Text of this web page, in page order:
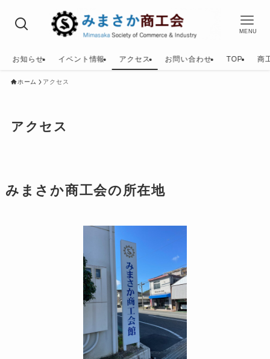
MENU
お知らせ イベント情報 アクセス お問い合わせ TOP 商
ホーム アクセス
アクセス
みまさか商工会の所在地